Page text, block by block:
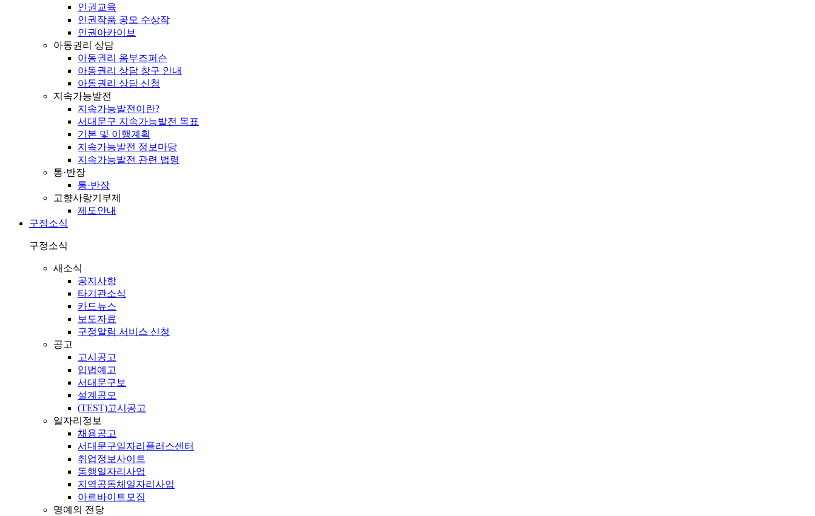
인권교육
인권작품 공모 수상작
인권아카이브
아동권리 상담
아동권리 옴부즈퍼슨
아동권리 상담 창구 안내
아동권리 상담 신청
지속가능발전
지속가능발전이란?
서대문구 지속가능발전 목표
기본 및 이행계획
지속가능발전 정보마당
지속가능발전 관련 법령
통·반장
통·반장
고향사랑기부제
제도안내
구정소식
구정소식
새소식
공지사항
타기관소식
카드뉴스
보도자료
구정알림 서비스 신청
공고
고시공고
입법예고
서대문구보
설계공모
(TEST)고시공고
일자리정보
채용공고
서대문구일자리플러스센터
취업정보사이트
동행일자리사업
지역공동체일자리사업
아르바이트모집
명예의 전당